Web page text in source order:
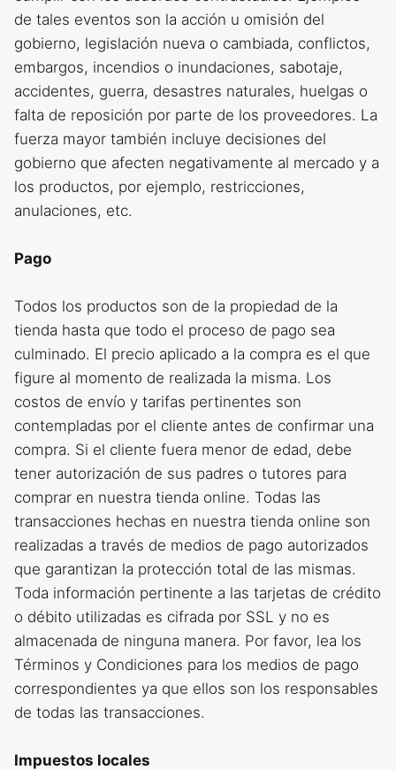
de tales eventos son la acción u omisión del
gobierno, legislación nueva o cambiada, conflictos,
embargos, incendios o inundaciones, sabotaje,
accidentes, guerra, desastres naturales, huelgas o
falta de reposición por parte de los proveedores. La
fuerza mayor también incluye decisiones del
gobierno que afecten negativamente al mercado y a
los productos, por ejemplo, restricciones,
anulaciones, etc.
Pago
Todos los productos son de la propiedad de la
tienda hasta que todo el proceso de pago sea
culminado. El precio aplicado a la compra es el que
figure al momento de realizada la misma. Los
costos de envío y tarifas pertinentes son
contempladas por el cliente antes de confirmar una
compra. Si el cliente fuera menor de edad, debe
tener autorización de sus padres o tutores para
comprar en nuestra tienda online. Todas las
transacciones hechas en nuestra tienda online son
realizadas a través de medios de pago autorizados
que garantizan la protección total de las mismas.
Toda información pertinente a las tarjetas de crédito
o débito utilizadas es cifrada por SSL y no es
almacenada de ninguna manera. Por favor, lea los
Términos y Condiciones para los medios de pago
correspondientes ya que ellos son los responsables
de todas las transacciones.
Impuestos locales